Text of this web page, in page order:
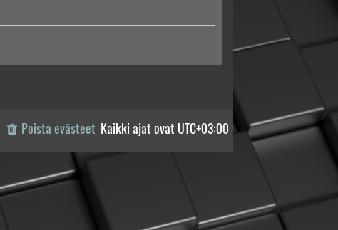
Kaikki ajat ovat UTC+03:00
Poista evästeet